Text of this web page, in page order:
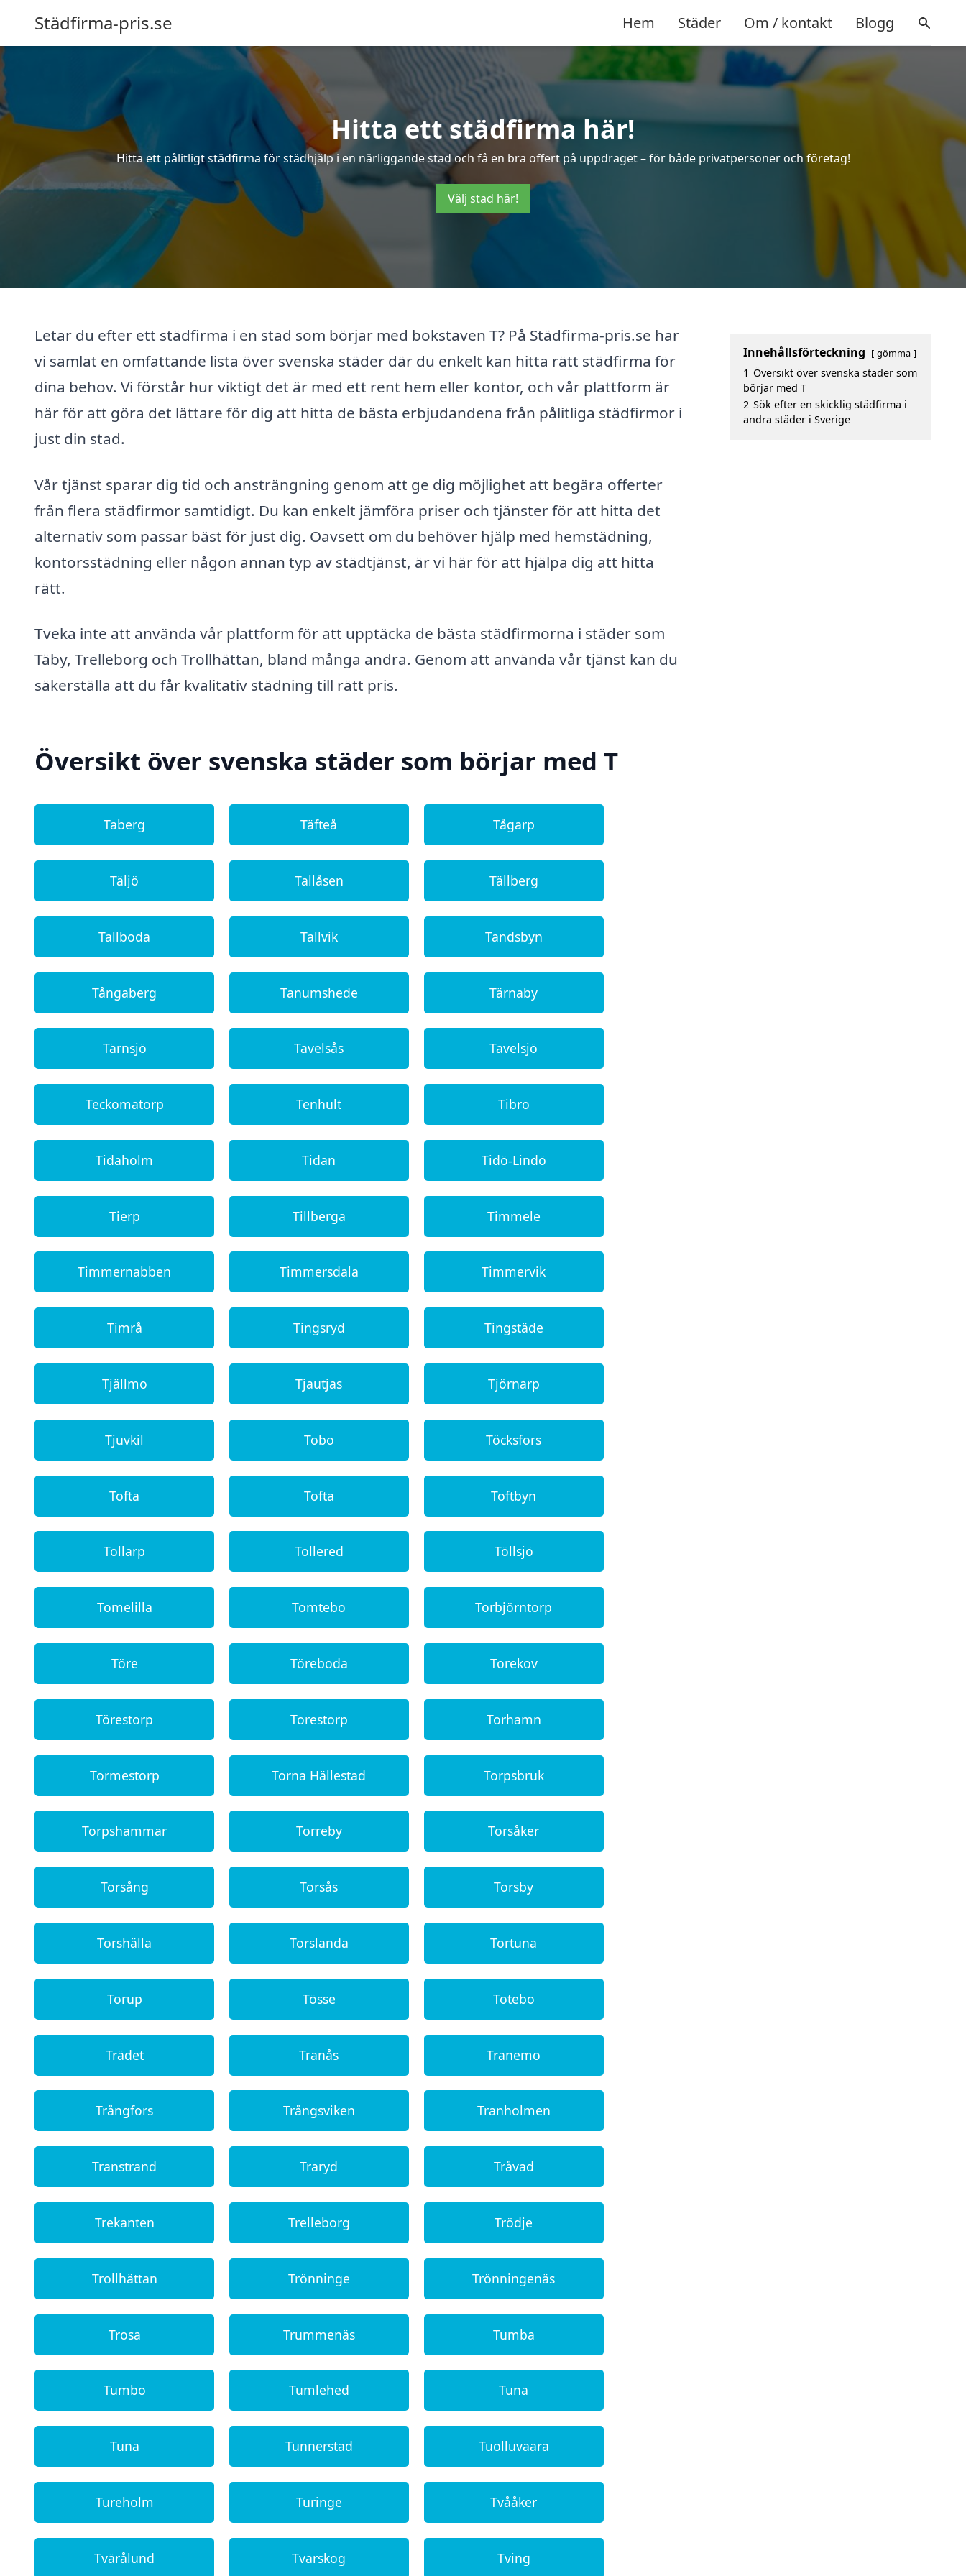
Städfirma-pris.se Hem Städer Om / kontakt Blogg
Hitta ett städfirma här!
Hitta ett pålitligt städfirma för städhjälp i en närliggande stad och få en bra offert på uppdraget – för både privatpersoner och företag!
Välj stad här!
Letar du efter ett städfirma i en stad som börjar med bokstaven T? På Städfirma-pris.se har
vi samlat en omfattande lista över svenska städer där du enkelt kan hitta rätt städfirma för
dina behov. Vi förstår hur viktigt det är med ett rent hem eller kontor, och vår plattform är
här för att göra det lättare för dig att hitta de bästa erbjudandena från pålitliga städfirmor i
just din stad.
Vår tjänst sparar dig tid och ansträngning genom att ge dig möjlighet att begära offerter
från flera städfirmor samtidigt. Du kan enkelt jämföra priser och tjänster för att hitta det
alternativ som passar bäst för just dig. Oavsett om du behöver hjälp med hemstädning,
kontorsstädning eller någon annan typ av städtjänst, är vi här för att hjälpa dig att hitta
rätt.
Tveka inte att använda vår plattform för att upptäcka de bästa städfirmorna i städer som
Täby, Trelleborg och Trollhättan, bland många andra. Genom att använda vår tjänst kan du
säkerställa att du får kvalitativ städning till rätt pris.
Översikt över svenska städer som börjar med T
Taberg Täfteå Tågarp
Täljö Tallåsen Tällberg
Tallboda Tallvik Tandsbyn
Tångaberg Tanumshede Tärnaby
Tärnsjö Tävelsås Tavelsjö
Teckomatorp Tenhult Tibro
Tidaholm Tidan Tidö-Lindö
Tierp Tillberga Timmele
Timmernabben Timmersdala Timmervik
Timrå Tingsryd Tingstäde
Tjällmo Tjautjas Tjörnarp
Tjuvkil Tobo Töcksfors
Tofta Tofta Toftbyn
Tollarp Tollered Töllsjö
Tomelilla Tomtebo Torbjörntorp
Töre Töreboda Torekov
Törestorp Torestorp Torhamn
Tormestorp Torna Hällestad Torpsbruk
Torpshammar Torreby Torsåker
Torsång Torsås Torsby
Torshälla Torslanda Tortuna
Torup Tösse Totebo
Trädet Tranås Tranemo
Trångfors Trångsviken Tranholmen
Transtrand Traryd Tråvad
Trekanten Trelleborg Trödje
Trollhättan Trönninge Trönningenäs
Trosa Trummenäs Tumba
Tumbo Tumlehed Tuna
Tuna Tunnerstad Tuolluvaara
Tureholm Turinge Tvååker
Tvärålund Tvärskog Tving
Innehållsförteckning gömma
1 Översikt över svenska städer som
börjar med T
2 Sök efter en skicklig städfirma i
andra städer i Sverige